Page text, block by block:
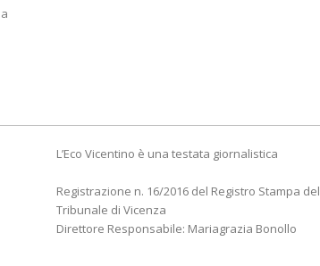
L’Eco Vicentino è una testata giornalistica
Registrazione n. 16/2016 del Registro Stampa del
Tribunale di Vicenza
Direttore Responsabile: Mariagrazia Bonollo